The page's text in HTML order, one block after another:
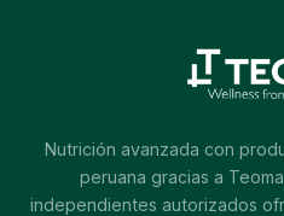
Nutrición avanzada con
peruana gracias a
independientes autorizados